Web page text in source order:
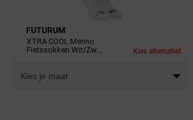
FUTURUM
XTRA COOL Merino
Fietssokken Wit/Zw...
Kies alternatief
Kies je maat